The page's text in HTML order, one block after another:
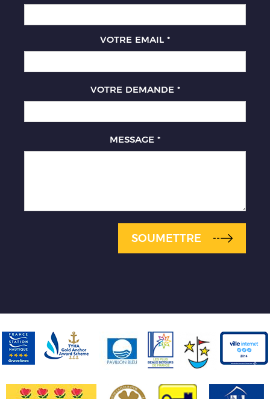
VOTRE EMAIL *
VOTRE DEMANDE *
MESSAGE *
SOUMETTRE